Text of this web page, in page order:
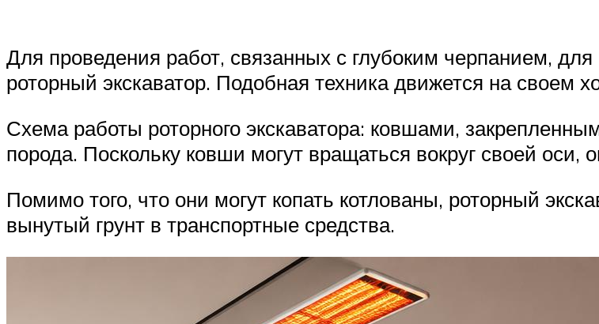
Для проведения работ, связанных с глубоким черпанием,
роторный экскаватор. Подобная техника движется на своем
Схема работы роторного экскаватора: ковшами,
порода. Поскольку ковши могут вращаться вокруг своей оси,
Помимо того, что они могут копать котлованы, роторный
вынутый грунт в транспортные средства.